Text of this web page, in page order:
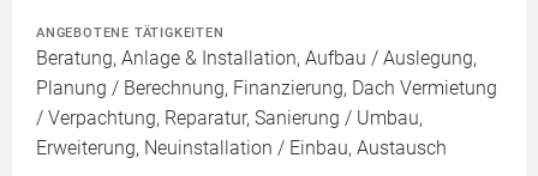
ANGEBOTENE TÄTIGKEITEN
Beratung, Anlage & Installation, Aufbau / Auslegung,
Planung / Berechnung, Finanzierung, Dach Vermietung
/ Verpachtung, Reparatur, Sanierung / Umbau,
Erweiterung, Neuinstallation / Einbau, Austausch